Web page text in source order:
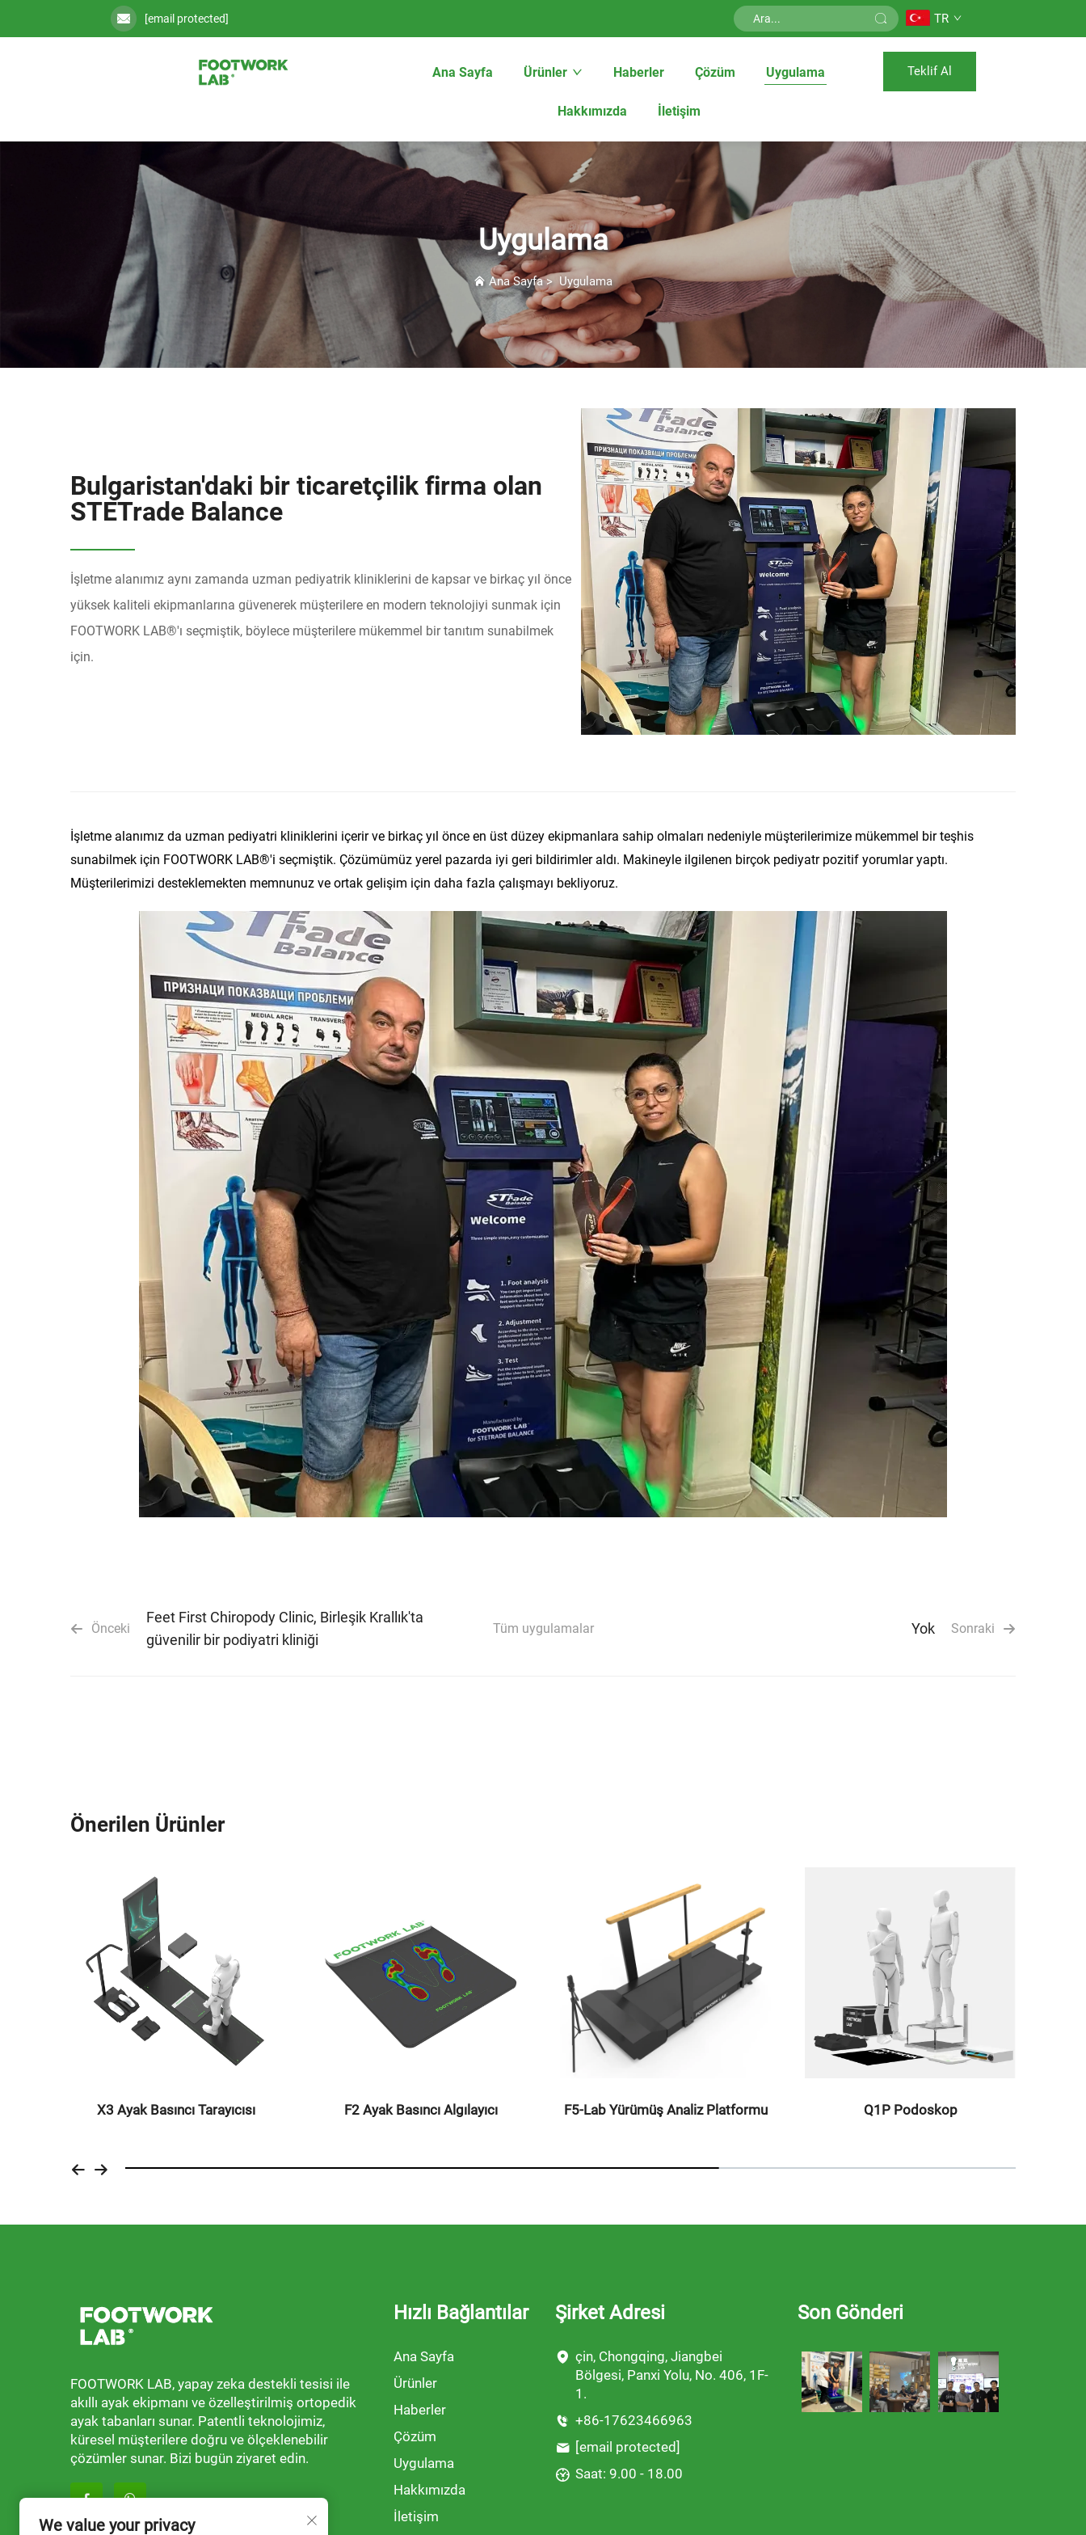
[email protected] TR
Ana Sayfa Ürünler Haberler Çözüm Uygulama
Hakkımızda İletişim
Teklif Al
Uygulama
Ana Sayfa> Uygulama
Bulgaristan'daki bir ticaretçilik firma olan
STETrade Balance
İşletme alanımız aynı zamanda uzman pediyatrik kliniklerini de kapsar ve birkaç yıl önce
yüksek kaliteli ekipmanlarına güvenerek müşterilere en modern teknolojiyi sunmak için
FOOTWORK LAB®'ı seçmiştik, böylece müşterilere mükemmel bir tanıtım sunabilmek
için.
İşletme alanımız da uzman pediyatri kliniklerini içerir ve birkaç yıl önce en üst düzey ekipmanlara sahip olmaları nedeniyle müşterilerimize mükemmel bir teşhis
sunabilmek için FOOTWORK LAB®'i seçmiştik. Çözümümüz yerel pazarda iyi geri bildirimler aldı. Makineyle ilgilenen birçok pediyatr pozitif yorumlar yaptı.
Müşterilerimizi desteklemekten memnunuz ve ortak gelişim için daha fazla çalışmayı bekliyoruz.
Önceki
Feet First Chiropody Clinic, Birleşik Krallık'ta
güvenilir bir podiyatri kliniği
Tüm uygulamalar Sonraki
Yok
Önerilen Ürünler
X3 Ayak Basıncı Tarayıcısı F2 Ayak Basıncı Algılayıcı F5-Lab Yürümüş Analiz Platformu Q1P Podoskop
FOOTWORK LAB, yapay zeka destekli tesisi ile
akıllı ayak ekipmanı ve özelleştirilmiş ortopedik
ayak tabanları sunar. Patentli teknolojimiz,
küresel müşterilere doğru ve ölçeklenebilir
çözümler sunar. Bizi bugün ziyaret edin.
Hızlı Bağlantılar
Ana Sayfa
Ürünler
Haberler
Çözüm
Uygulama
Hakkımızda
İletişim
Şirket Adresi
çin, Chongqing, Jiangbei
Bölgesi, Panxi Yolu, No. 406, 1F-
1.
+86-17623466963
[email protected]
Saat: 9.00 - 18.00
Son Gönderi
We value your privacy